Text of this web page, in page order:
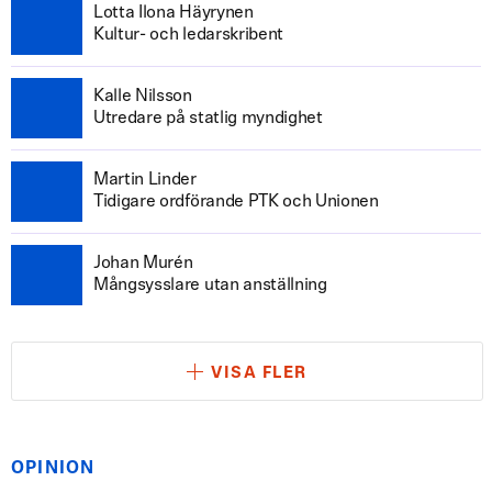
Lotta Ilona Häyrynen
Kultur- och ledarskribent
Kalle Nilsson
Utredare på statlig myndighet
Martin Linder
Tidigare ordförande PTK och Unionen
Johan Murén
Mångsysslare utan anställning
VISA FLER
OPINION